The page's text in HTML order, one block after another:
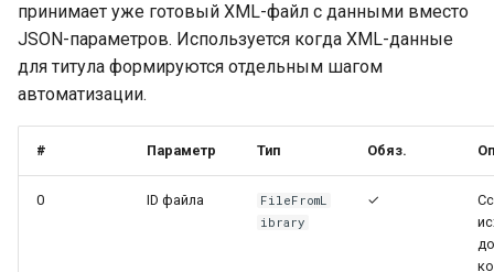
принимает уже готовый XML-файл с данными вместо
JSON-параметров. Используется когда XML-данные
для титула формируются отдельным шагом
автоматизации.
# Параметр Тип Обяз.
0 ID файла
FileFromL
ibrary
✓